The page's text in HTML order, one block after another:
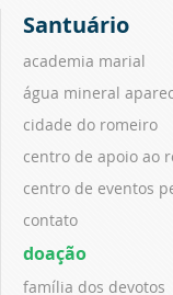
Santuário
academia marial
água mineral
cidade do romeiro
centro de apoio ao
centro de eventos
contato
doação
família dos devotos